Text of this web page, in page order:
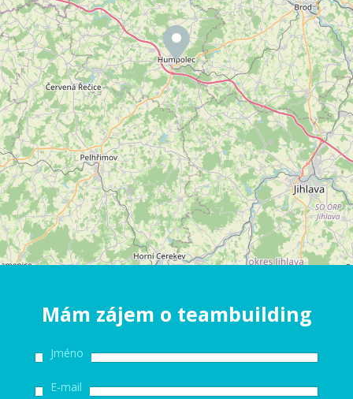
Mám zájem o teambuilding
Jméno
E-mail